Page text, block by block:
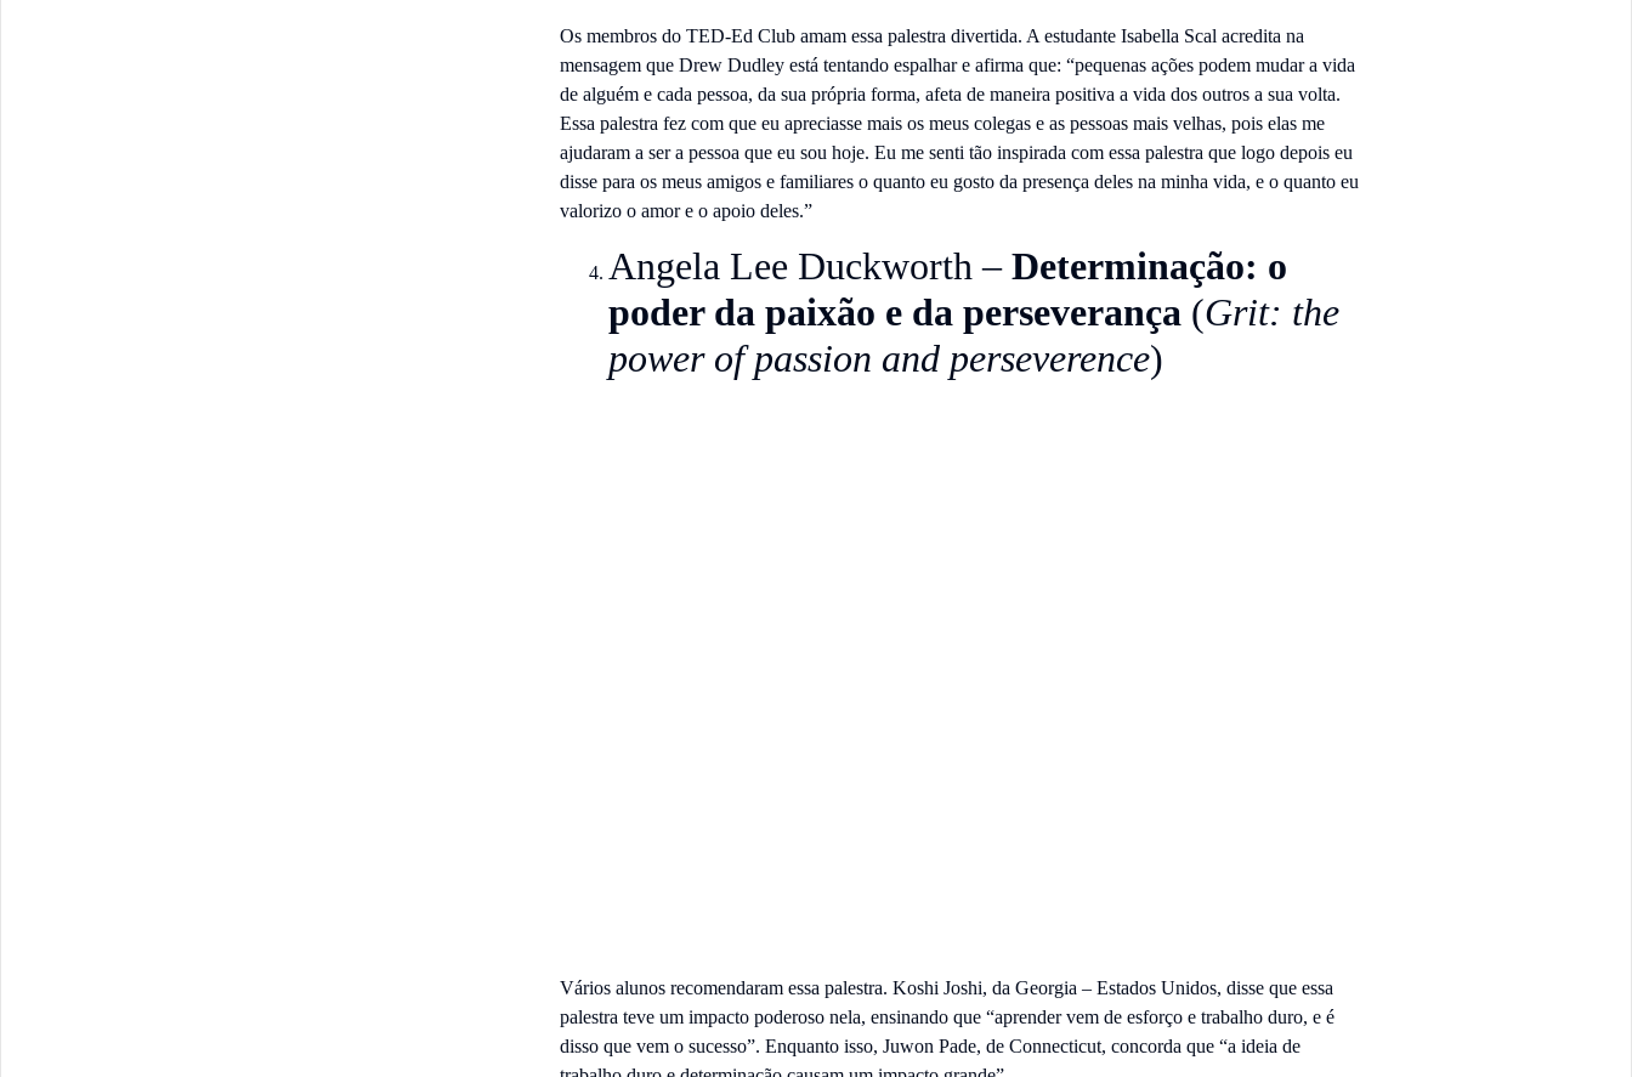
Os membros do TED-Ed Club amam essa palestra divertida. A estudante Isabella Scal acredita na
mensagem que Drew Dudley está tentando espalhar e afirma que: “pequenas ações podem mudar a vida
de alguém e cada pessoa, da sua própria forma, afeta de maneira positiva a vida dos outros a sua volta.
Essa palestra fez com que eu apreciasse mais os meus colegas e as pessoas mais velhas, pois elas me
ajudaram a ser a pessoa que eu sou hoje. Eu me senti tão inspirada com essa palestra que logo depois eu
disse para os meus amigos e familiares o quanto eu gosto da presença deles na minha vida, e o quanto eu
valorizo o amor e o apoio deles.”
Angela Lee Duckworth –Determinação: o
poder da paixão e da perseverança (Grit: the
power of passion and perseverence)
Vários alunos recomendaram essa palestra. Koshi Joshi, da Georgia – Estados Unidos, disse que essa
palestra teve um impacto poderoso nela, ensinando que “aprender vem de esforço e trabalho duro, e é
disso que vem o sucesso”. Enquanto isso, Juwon Pade, de Connecticut, concorda que “a ideia de